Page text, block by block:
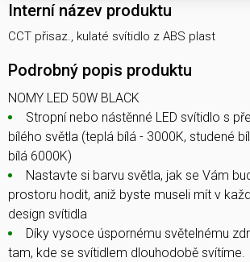
Interní název produktu
CCT přisaz., kulaté svítidlo z ABS plast
Podrobný popis produktu
NOMY LED 50W BLACK
Stropní nebo nástěnné LED svítidlo s
bílého světla (teplá bílá - 3000K, studené
bílá 6000K)
Nastavte si barvu světla, jak se Vám
prostoru hodit, aniž byste museli mít v
design svítidla
Díky vysoce úspornému světelnému
tam, kde se svítidlem dlouhodobě svítíme.